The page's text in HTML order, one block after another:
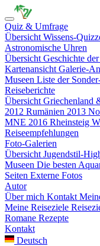
Quiz & Umfrage
Übersicht Wissens-
Astronomische Uhren
Übersicht Geschichte
Kartenansicht Galerie-
Museen Liste der
Reiseberichte
Übersicht Griechenland
2012 Rumänien 2013
MNE 2016 Rheinsteig
Reiseempfehlungen
Foto-Galerien
Übersicht Jugendstil-
Museen Die besten
Seiten Externe Fotos
Autor
Über mich Kontakt
Meine Reiseziele
Romane Rezepte
Kontakt
Deutsch